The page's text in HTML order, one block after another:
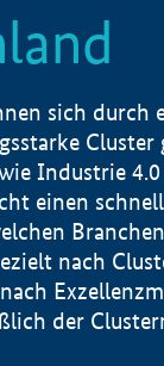
sich
Industrie
einen
nach
der